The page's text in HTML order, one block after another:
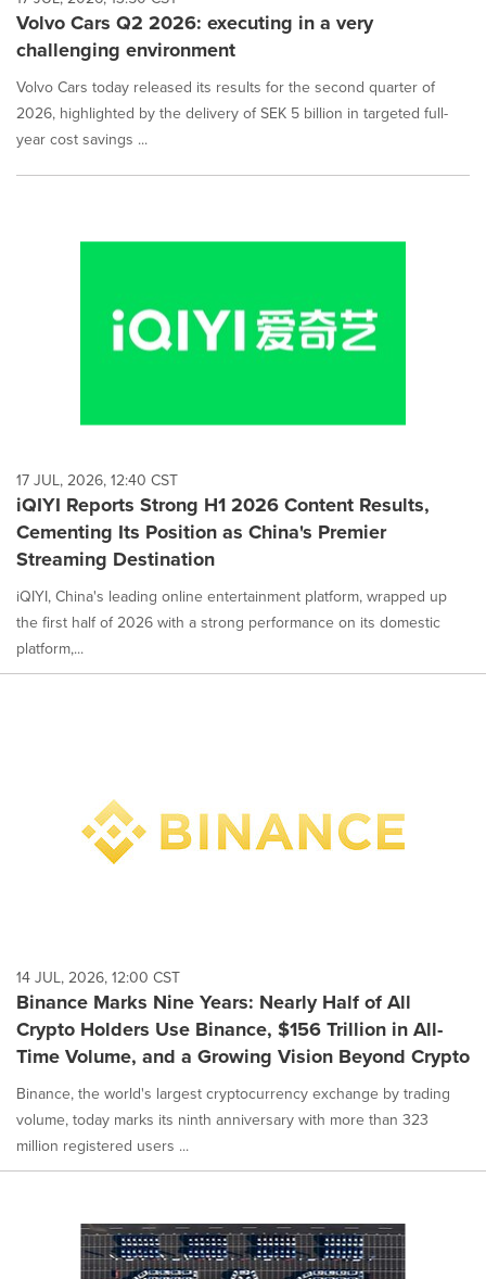
Volvo Cars Q2 2026: executing in a very
challenging environment
Volvo Cars today released its results for the second quarter of
2026, highlighted by the delivery of SEK 5 billion in targeted full-
year cost savings ...
17 JUL, 2026, 12:40 CST
iQIYI Reports Strong H1 2026 Content Results,
Cementing Its Position as China's Premier
Streaming Destination
iQIYI, China's leading online entertainment platform, wrapped up
the first half of 2026 with a strong performance on its domestic
platform,...
14 JUL, 2026, 12:00 CST
Binance Marks Nine Years: Nearly Half of All
Crypto Holders Use Binance, $156 Trillion in All-
Time Volume, and a Growing Vision Beyond Crypto
Binance, the world's largest cryptocurrency exchange by trading
volume, today marks its ninth anniversary with more than 323
million registered users ...